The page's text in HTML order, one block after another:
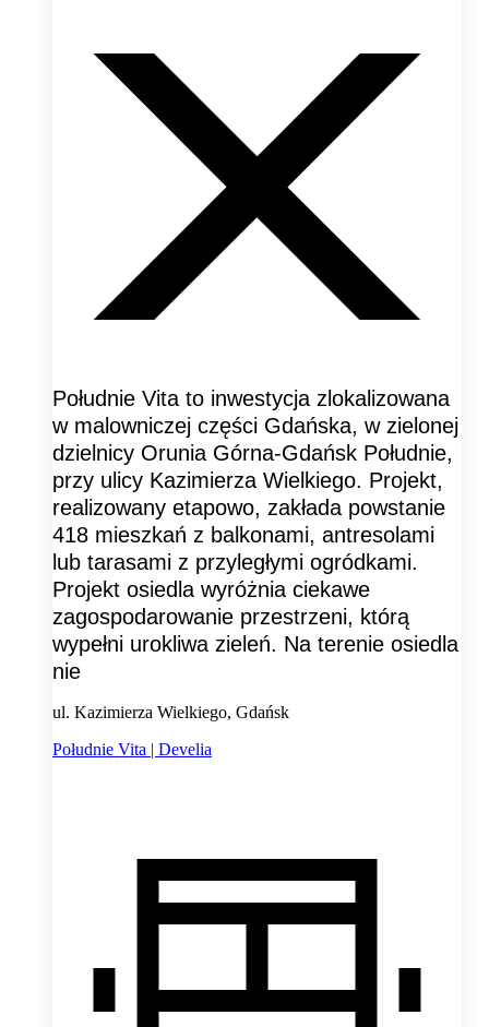
Południe Vita to inwestycja zlokalizowana
w malowniczej części Gdańska, w zielonej
dzielnicy Orunia Górna-Gdańsk Południe,
przy ulicy Kazimierza Wielkiego. Projekt,
realizowany etapowo, zakłada powstanie
418 mieszkań z balkonami, antresolami
lub tarasami z przyległymi ogródkami.
Projekt osiedla wyróżnia ciekawe
zagospodarowanie przestrzeni, którą
wypełni urokliwa zieleń. Na terenie osiedla
nie
ul. Kazimierza Wielkiego, Gdańsk
Południe Vita | Develia